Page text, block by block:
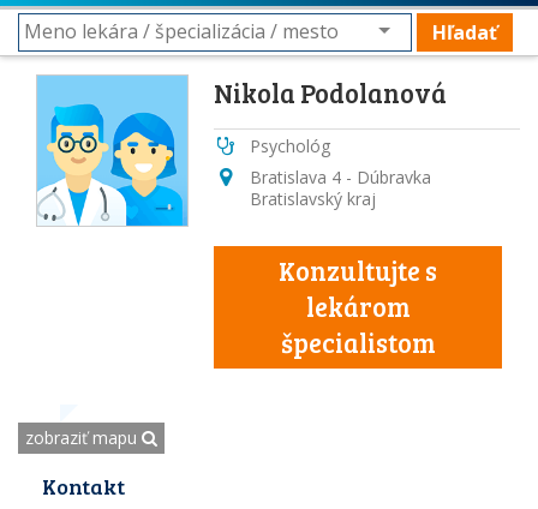
Hľadať
Nikola Podolanová
Psychológ
Bratislava 4 - Dúbravka
Bratislavský kraj
Konzultujte s
lekárom
špecialistom
zobraziť mapu
Kontakt